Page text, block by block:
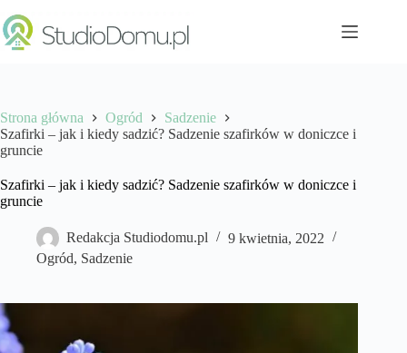
do
treści
Strona główna Ogród
Sadzenie
Szafirki – jak i kiedy sadzić? Sadzenie szafirków w doniczce i
gruncie
Szafirki – jak i kiedy sadzić? Sadzenie szafirków w doniczce i
gruncie
Redakcja Studiodomu.pl
9 kwietnia, 2022
Ogród, Sadzenie